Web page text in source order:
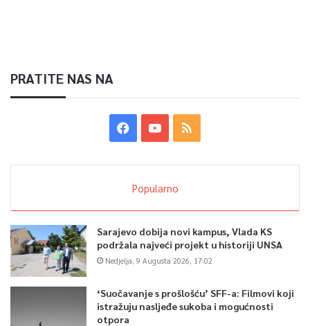
PRATITE NAS NA
Popularno
Sarajevo dobija novi kampus, Vlada KS
podržala najveći projekt u historiji UNSA
Nedjelja, 9 Augusta 2026, 17:02
‘Suočavanje s prošlošću’ SFF-a: Filmovi koji
istražuju nasljeđe sukoba i mogućnosti
otpora